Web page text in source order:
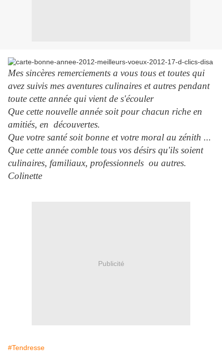
Mes sincères remerciements a vous tous et toutes qui
avez suivis mes aventures culinaires et autres pendant
toute cette année qui vient de s'écouler
Que cette nouvelle année soit pour chacun riche en
amitiés, en découvertes.
Que votre santé soit bonne et votre moral au zénith ...
Que cette année comble tous vos désirs qu'ils soient
culinaires, familiaux, professionnels ou autres.
Colinette
Publicité
#Tendresse